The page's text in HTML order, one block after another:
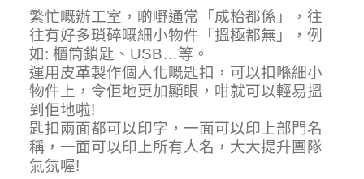
繁忙嘅辦工室，啲嘢通常「成枱都係」，往
往有好多瑣碎嘅細小物件「搵極都無」，例
如: 櫃筒鎖匙、USB…等。
運用皮革製作個人化嘅匙扣，可以扣喺細小
物件上，令佢地更加顯眼，咁就可以輕易搵
到佢地啦!
匙扣兩面都可以印字，一面可以印上部門名
稱，一面可以印上所有人名，大大提升團隊
氣氛喔!